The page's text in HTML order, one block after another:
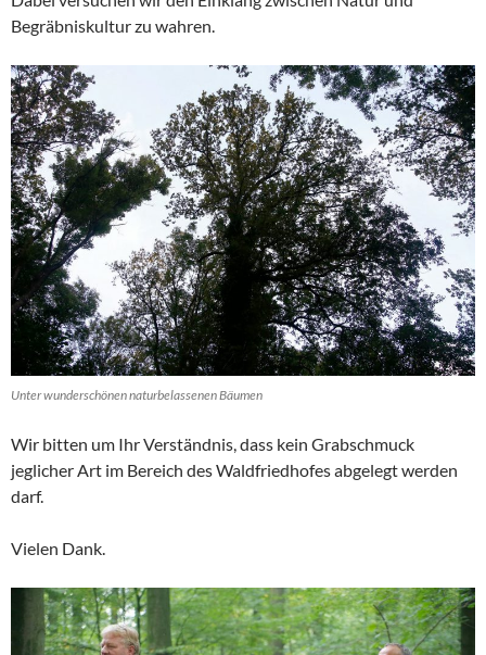
Begräbniskultur zu wahren.
Unter wunderschönen naturbelassenen Bäumen
Wir bitten um Ihr Verständnis, dass kein Grabschmuck
jeglicher Art im Bereich des Waldfriedhofes abgelegt werden
darf.
Vielen Dank.